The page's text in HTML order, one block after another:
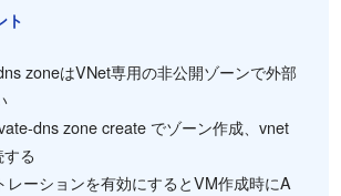
ト
zoneはVNet専用の非公開ゾーンで外部
dns zone create でゾーン作成、vnet
る
レーションを有効にするとVM作成時にA